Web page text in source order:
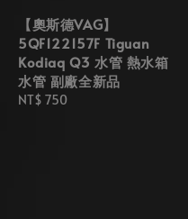
【奧斯德VAG】
5QF122157F Tiguan
Kodiaq Q3 水管 熱水箱
水管 副廠全新品
Regular
NT$ 750